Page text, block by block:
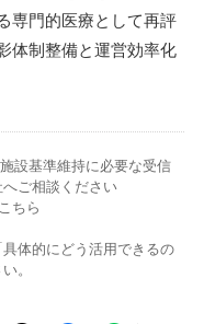
専門的医療として再評
体制整備と運営効率化
設基準維持に必要な受信
ご相談ください
ちら
体的にどう活用できるの
。